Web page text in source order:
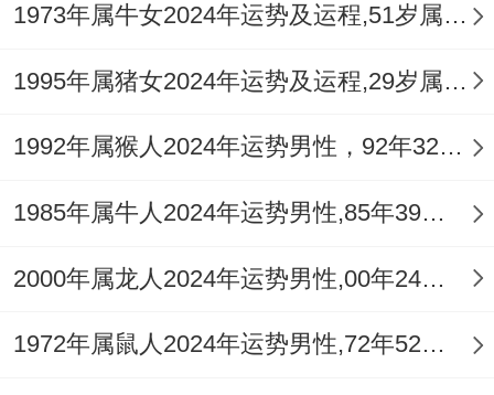
属鸡女有机会佩戴祥安阁蛇绕利贵吊坠 - 它
能够为属鸡女带来好运跟财富，让她们在事
每月的具体运势还一定得属鸡女们根据自身
实际情况灵活应对.不管啥时候怎么样,要保
的挑战跟机遇。
1973年属牛女2024年运势及运程,51岁属牛人2024全年每月运势女性如何
1995年属猪女2024年运势及运程,29岁属猪人2024全年每月运势女性如何
1992年属猴人2024年运势男性，92年32岁属猴男2024年每月运程怎么样
1985年属牛人2024年运势男性,85年39岁属牛男2024年每月运程怎么样
2000年属龙人2024年运势男性,00年24岁属龙男2024年每月运程怎么样
1972年属鼠人2024年运势男性,72年52岁属鼠男2024年每月运程怎么样